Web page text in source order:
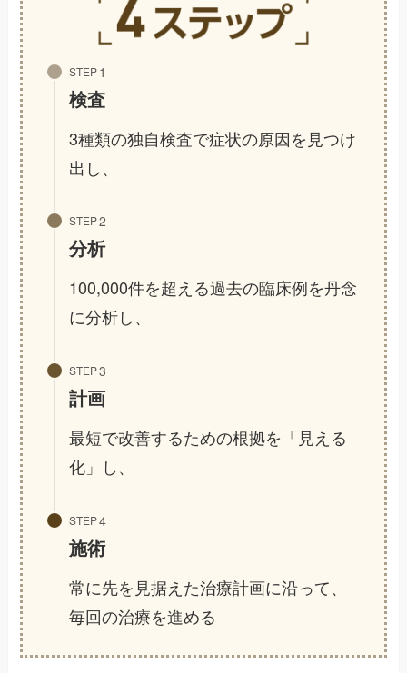
STEP
検査
3種類の独自検査で症状の原因を見つけ
出し、
STEP
分析
100,000件を超える過去の臨床例を丹念
に分析し、
STEP
計画
最短で改善するための根拠を「見える
化」し、
STEP
施術
常に先を見据えた治療計画に沿って、
毎回の治療を進める